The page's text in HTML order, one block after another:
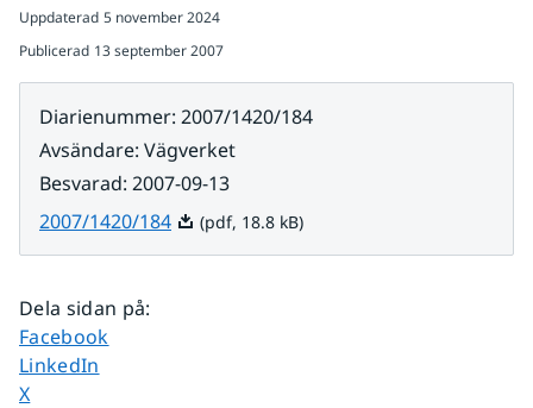
Uppdaterad 5 november 2024
Publicerad 13 september 2007
Diarienummer: 2007/1420/184
Avsändare: Vägverket
Besvarad: 2007-09-13
2007/1420/184Pdf, 18.8 kB.
(pdf, 18.8 kB)
Dela sidan på:
Dela sidan på
Facebook
Dela sidan på
LinkedIn
Dela sidan på
X